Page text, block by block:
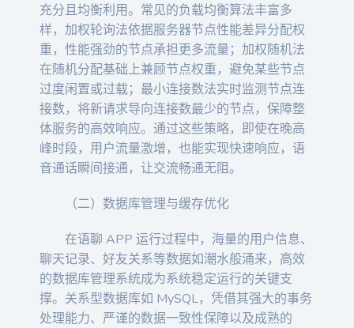
充分且均衡利用。常见的负载均衡算法丰富多
样，加权轮询法依据服务器节点性能差异分配权
重，性能强劲的节点承担更多流量；加权随机法
在随机分配基础上兼顾节点权重，避免某些节点
过度闲置或过载；最小连接数法实时监测节点连
接数，将新请求导向连接数最少的节点，保障整
体服务的高效响应。通过这些策略，即使在晚高
峰时段，用户流量激增，也能实现快速响应，语
音通话瞬间接通，让交流畅通无阻。
（二）数据库管理与缓存优化
在语聊 APP 运行过程中，海量的用户信息、
聊天记录、好友关系等数据如潮水般涌来，高效
的数据库管理系统成为系统稳定运行的关键支
撑。关系型数据库如 MySQL，凭借其强大的事务
处理能力、严谨的数据一致性保障以及成熟的